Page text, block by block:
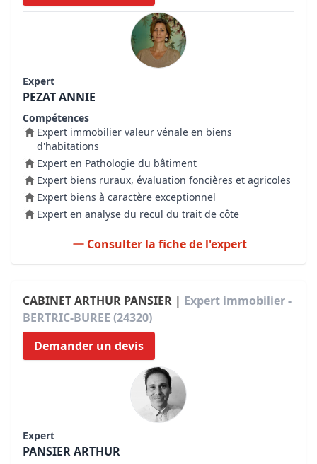
Expert
PEZAT ANNIE
Compétences
Expert immobilier valeur vénale en biens
d'habitations
Expert en Pathologie du bâtiment
Expert biens ruraux, évaluation foncières et agricoles
Expert biens à caractère exceptionnel
Expert en analyse du recul du trait de côte
Consulter la fiche de l'expert
CABINET ARTHUR PANSIER | Expert immobilier -
BERTRIC-BUREE (24320)
Demander un devis
Expert
PANSIER ARTHUR